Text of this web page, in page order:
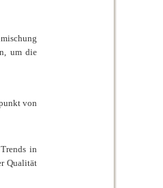
um die
von
in
Qualität